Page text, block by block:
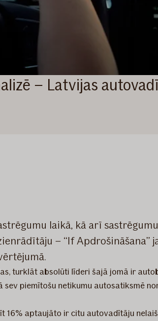
– Latvijas
laikā, kā arī
– “If Apdrošināšana”
turklāt absolūti līderi šajā jomā ir
piemītošu netikumu autosatiksmē
aptaujāto ir citu autovadītāju